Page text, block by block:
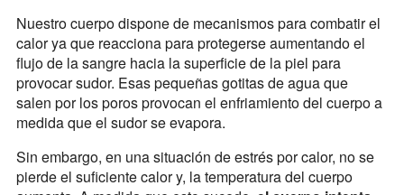
Nuestro cuerpo dispone de mecanismos para combatir el
calor ya que reacciona para protegerse aumentando el
flujo de la sangre hacia la superficie de la piel para
provocar sudor. Esas pequeñas gotitas de agua que
salen por los poros provocan el enfriamiento del cuerpo a
medida que el sudor se evapora.
Sin embargo, en una situación de estrés por calor, no se
pierde el suficiente calor y, la temperatura del cuerpo